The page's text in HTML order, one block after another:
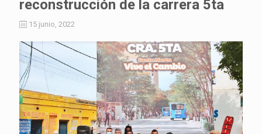
reconstrucción de la carrera 5ta
15 junio, 2022